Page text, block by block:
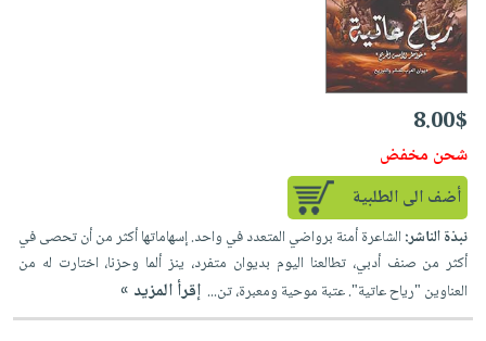
8.00$
شحن مخفض
أضف الى الطلبية
نبذة الناشر: الشاعرة أمنة برواضي المتعدد في واحد. إسهاماتها أكثر من أن تحصى في
أكثر من صنف أدبي، تطالعنا اليوم بديوان متفرد، ينز ألما وحزنا، اختارت له من
العناوين "رياح عاتية". عتبة موحية ومعبرة، تن... إقرأ المزيد »